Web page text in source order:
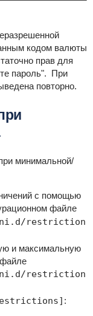
кодом валюты
прав для
пароль". При
повторно.
минимальной/
с помощью
файле
restriction
и максимальную
restriction
: